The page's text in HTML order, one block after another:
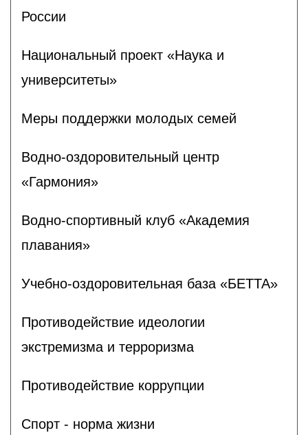
России
Национальный проект «Наука и
университеты»
Меры поддержки молодых семей
Водно-оздоровительный центр
«Гармония»
Водно-спортивный клуб «Академия
плавания»
Учебно-оздоровительная база «БЕТТА»
Противодействие идеологии
экстремизма и терроризма
Противодействие коррупции
Спорт - норма жизни